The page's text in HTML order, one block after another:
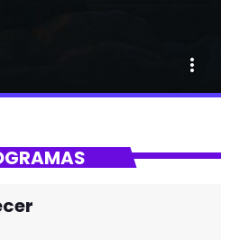
more_vert
madrugada de la música